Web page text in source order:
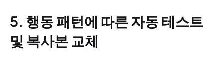
5. 행동 패턴에 따른 자동 테스트
및 복사본 교체